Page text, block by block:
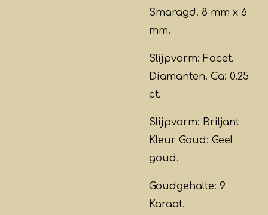
Smaragd. 8 mm x 6
mm.
Slijpvorm: Facet.
Diamanten. Ca: 0.25
ct.
Slijpvorm: Briljant
Kleur Goud: Geel
goud.
Goudgehalte: 9
Karaat.